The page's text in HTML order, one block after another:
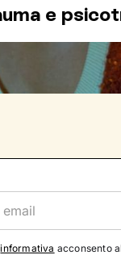
informativa acconsento